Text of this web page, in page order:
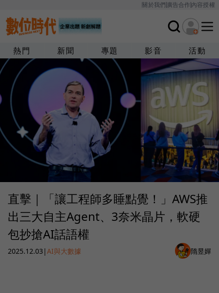
關於我們廣告合作內容授權
熱門 新聞 專題 影音 活動
直擊｜「讓工程師多睡點覺！」AWS推
出三大自主Agent、3奈米晶片，軟硬
包抄搶AI話語權
2025.12.03 |AI與大數據 隋昱嬋